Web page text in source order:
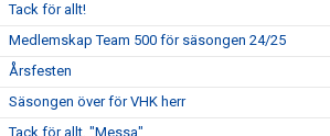
Tack för allt!
Medlemskap Team 500 för säsongen 24/25
Årsfesten
Säsongen över för VHK herr
Tack för allt, "Messa"